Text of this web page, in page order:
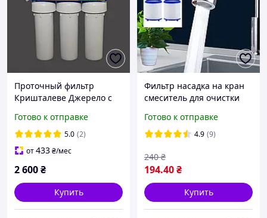
Проточный фильтр
Кришталеве Джерело с
мембраной
Готово к отправке
5.0 (2)
от433₴/мес
2 600₴
Купить
Фильтр насадка на кран
смеситель для очистки
2
Готово к отправке
4.9 (9)
194.40₴
240 ₴
Купить